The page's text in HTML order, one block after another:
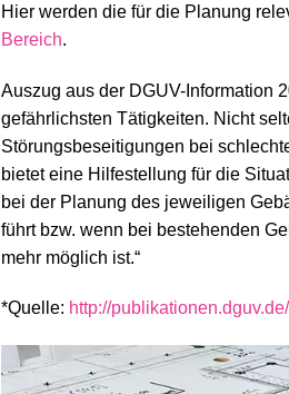
Hier werden die für die Planung
Bereich.
Auszug aus der DGUV-Information
gefährlichsten Tätigkeiten. Nicht
Störungsbeseitigungen bei
bietet eine Hilfestellung für die
bei der Planung des jeweiligen
führt bzw. wenn bei bestehenden
mehr möglich ist.“
*Quelle: http://